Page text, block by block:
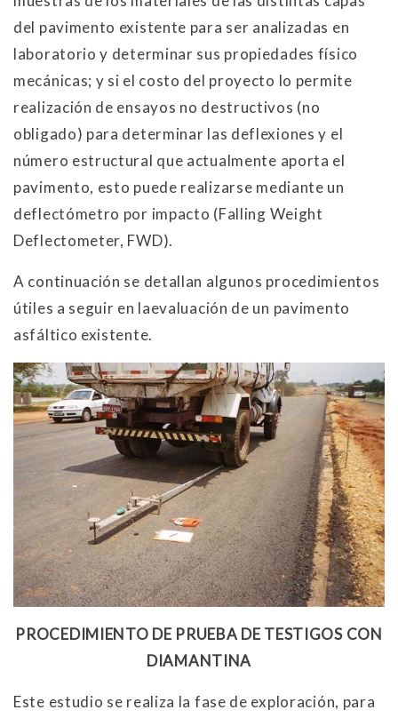
del pavimento existente para ser analizadas en
laboratorio y determinar sus propiedades físico
mecánicas; y si el costo del proyecto lo permite
realización de ensayos no destructivos (no
obligado) para determinar las deflexiones y el
número estructural que actualmente aporta el
pavimento, esto puede realizarse mediante un
deflectómetro por impacto (Falling Weight
Deflectometer, FWD).
A continuación se detallan algunos procedimientos
útiles a seguir en laevaluación de un pavimento
asfáltico existente.
PROCEDIMIENTO DE PRUEBA DE TESTIGOS CON
DIAMANTINA
Este estudio se realiza la fase de exploración, para